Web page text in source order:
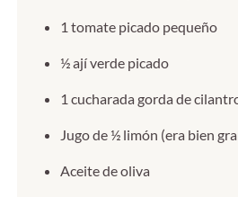
1 tomate picado pequeño
½ ají verde picado
1 cucharada gorda de
Jugo de ½ limón (era bien
Aceite de oliva